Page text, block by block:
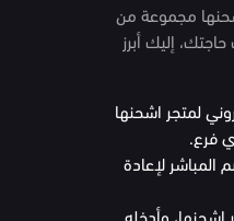
مجموعة من
إليك أبرز
لمتجر اشحنها
فرع.
المباشر لإعادة
وأدخله